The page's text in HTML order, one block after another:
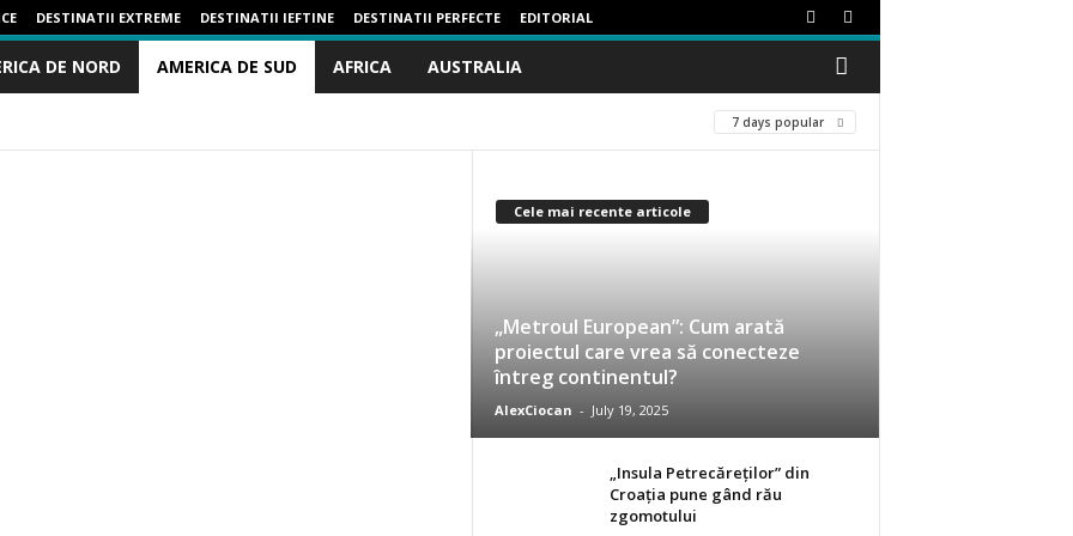
DESTINATII EXTREME DESTINATII IEFTINE DESTINATII PERFECTE
EDITORIAL
DE NORD AMERICA DE SUD AFRICA AUSTRALIA
7 days popular
Cele mai recente articole
„Metroul European”: Cum arată
proiectul care vrea să conecteze
întreg continentul?
AlexCiocan - July 19, 2025
„Insula Petrecăreților” din
Croația pune gând rău
zgomotului